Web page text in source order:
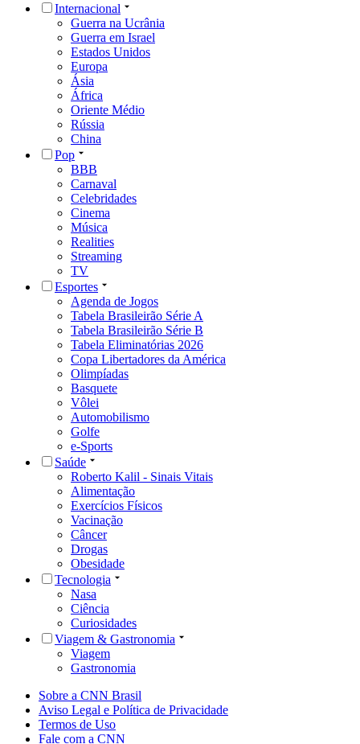
Internacional
Guerra na Ucrânia
Guerra em Israel
Estados Unidos
Europa
Ásia
África
Oriente Médio
Rússia
China
Pop
BBB
Carnaval
Celebridades
Cinema
Música
Realities
Streaming
TV
Esportes
Agenda de Jogos
Tabela Brasileirão Série A
Tabela Brasileirão Série B
Tabela Eliminatórias 2026
Copa Libertadores da América
Olimpíadas
Basquete
Vôlei
Automobilismo
Golfe
e-Sports
Saúde
Roberto Kalil - Sinais Vitais
Alimentação
Exercícios Físicos
Vacinação
Câncer
Drogas
Obesidade
Tecnologia
Nasa
Ciência
Curiosidades
Viagem & Gastronomia
Viagem
Gastronomia
Sobre a CNN Brasil
Aviso Legal e Política de Privacidade
Termos de Uso
Fale com a CNN